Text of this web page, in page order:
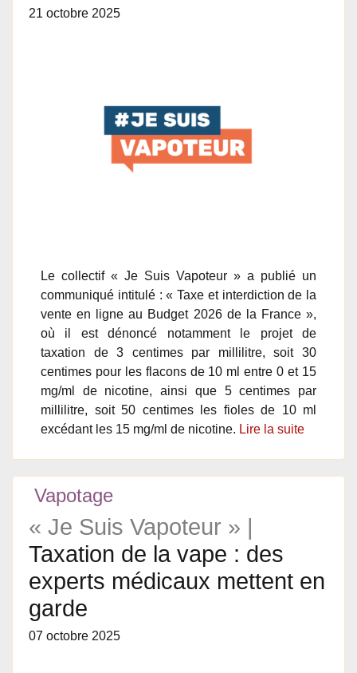
21 octobre 2025
Le collectif « Je Suis Vapoteur » a publié un
communiqué intitulé : « Taxe et interdiction de la
vente en ligne au Budget 2026 de la France »,
où il est dénoncé notamment le projet de
taxation de 3 centimes par millilitre, soit 30
centimes pour les flacons de 10 ml entre 0 et 15
mg/ml de nicotine, ainsi que 5 centimes par
millilitre, soit 50 centimes les fioles de 10 ml
excédant les 15 mg/ml de nicotine. Lire la suite
Vapotage
« Je Suis Vapoteur » |
Taxation de la vape : des
experts médicaux mettent en
garde
07 octobre 2025